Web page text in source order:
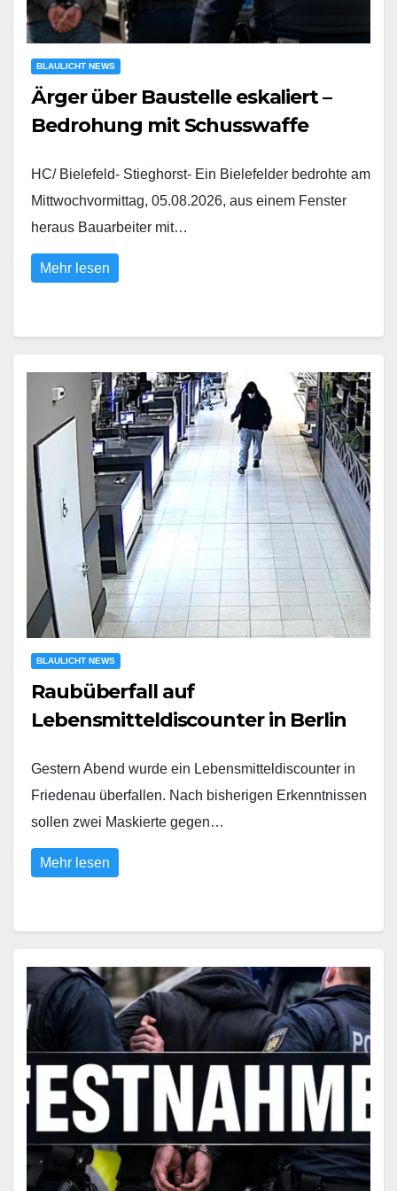
BLAULICHT NEWS
Ärger über Baustelle eskaliert –
Bedrohung mit Schusswaffe
HC/ Bielefeld- Stieghorst- Ein Bielefelder bedrohte am
Mittwochvormittag, 05.08.2026, aus einem Fenster
heraus Bauarbeiter mit…
Mehr lesen
BLAULICHT NEWS
Raubüberfall auf
Lebensmitteldiscounter in Berlin
Gestern Abend wurde ein Lebensmitteldiscounter in
Friedenau überfallen. Nach bisherigen Erkenntnissen
sollen zwei Maskierte gegen…
Mehr lesen